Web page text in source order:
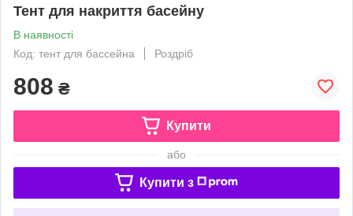
Тент для накриття басейну
В наявності
Код: тент для бассейна
Роздріб
808 ₴
Купити
або
Купити з